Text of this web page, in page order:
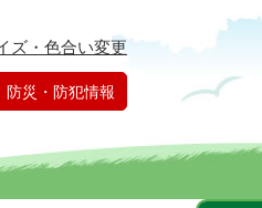
ズ・色合い変更
防災・防犯情報